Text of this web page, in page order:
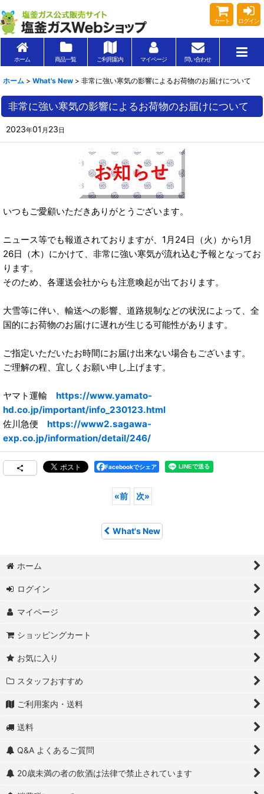
カート ログイン
ホーム 商品一覧 ご利用案内 マイページ 問い合わせ
ホーム > What's New > 非常に強い寒気の影響によるお荷物のお届けについて
非常に強い寒気の影響によるお荷物のお届けについて
2023年01 月 23日
いつもご愛顧いただきありがとうございます。
ニュース等でも報道されておりますが、1月24日（火）から1月
26日（木）にかけて、非常に強い寒気が流れ込む予報となってお
ります。
そのため、各運送会社からも注意喚起が出ております。
大雪等に伴い、輸送への影響、道路規制などの状況によって、全
国的にお荷物のお届けに遅れが生じる可能性があります。
ご指定いただいたお時間にお届け出来ない場合もございます。
ご理解の程、宜しくお願い申し上げます。
ヤマト運輸 https://www.yamato-
hd.co.jp/important/info_230123.html
佐川急便 https://www2.sagawa-
exp.co.jp/information/detail/246/
Facebookでシェア
«前 次»
What's New
ホーム
ログイン
マイページ
ショッピングカート
お気に入り
スタッフおすすめ
ご利用案内・送料
送料
Q&A よくあるご質問
20歳未満の者の飲酒は法律で禁止されています